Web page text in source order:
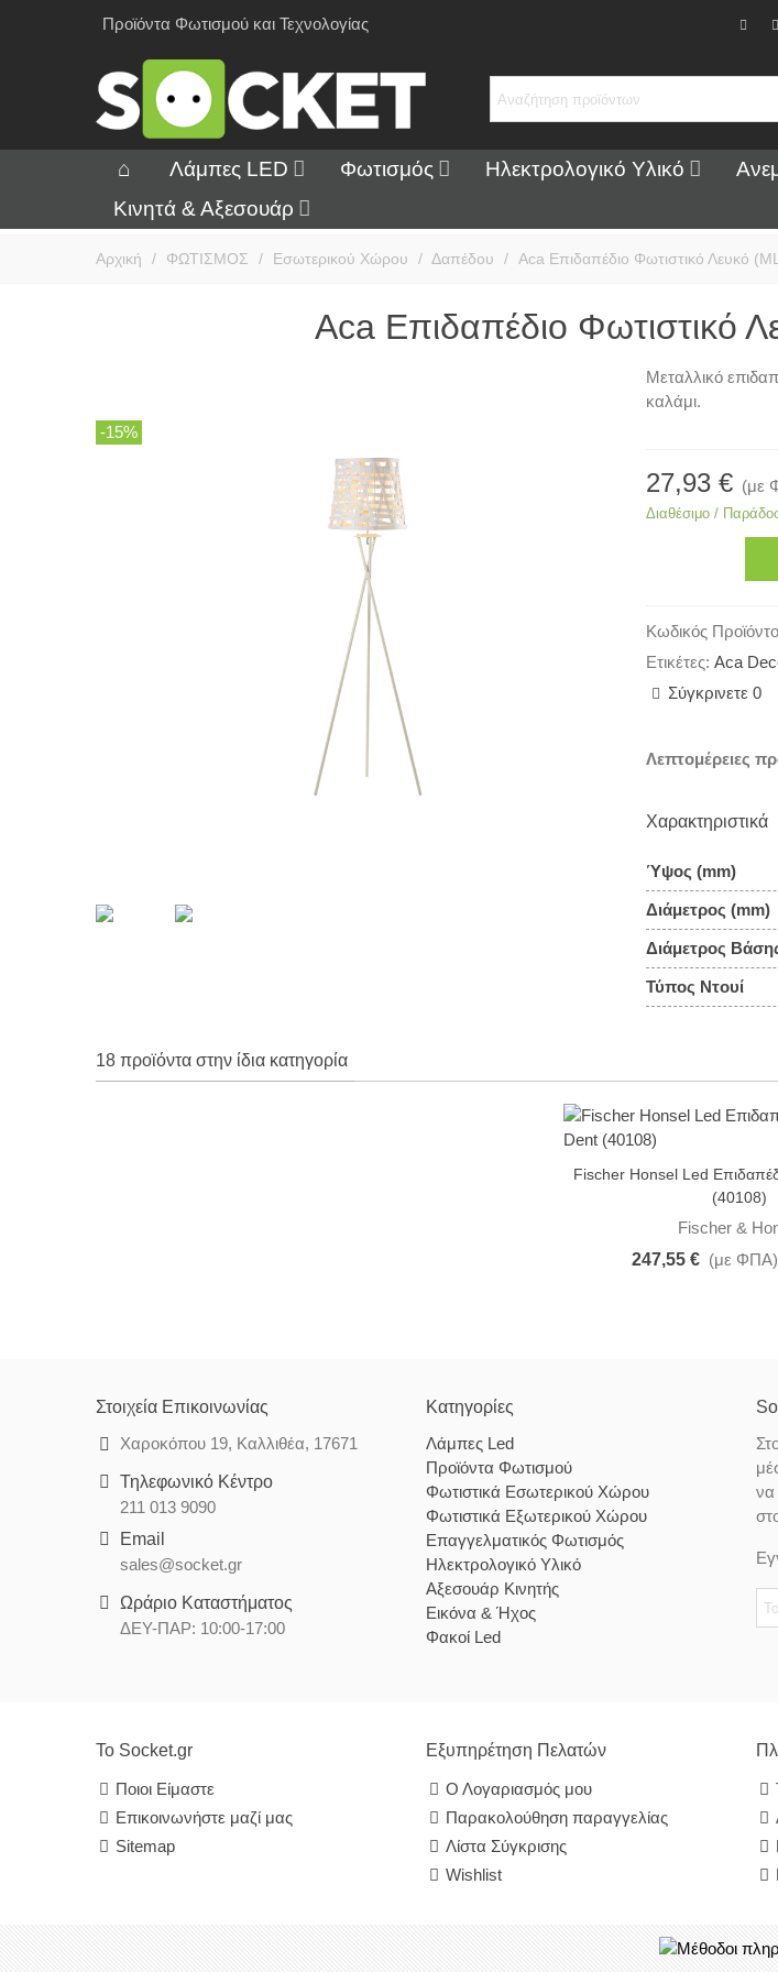
Προϊόντα Φωτισμού και Τεχνολογίας
Λάμπες LED Φωτισμός Ηλεκτρολογικό Υλικό
Κινητά & Αξεσουάρ
Αρχική / ΦΩΤΙΣΜΟΣ / Εσωτερικού Χώρου / Δαπέδου / Aca Επιδαπέδιο Φωτιστικό Λευκό
Aca Επιδαπέδιο Φωτιστικό
-15%
Μεταλλικό
καλάμι.
27,93 € (με
Διαθέσιμο /
Κωδικός
Ετικέτες: Aca
Σύγκρινετε 0
Λεπτομέρειες
Χαρακτηριστικά
Ύψος (mm)
Διάμετρος (mm)
Διάμετρος
Τύπος Ντουί
18 προϊόντα στην ίδια κατηγορία
-25%
Fischer Honsel Led
(40108)
Fischer &
247,55 € (με ΦΠΑ)
Στοιχεία Επικοινωνίας
Χαροκόπου 19, Καλλιθέα, 17671
Τηλεφωνικό Κέντρο
211 013 9090
Email
sales@socket.gr
Ωράριο Καταστήματος
ΔΕΥ-ΠΑΡ: 10:00-17:00
Κατηγορίες
Λάμπες Led
Προϊόντα Φωτισμού
Φωτιστικά Εσωτερικού Χώρου
Φωτιστικά Εξωτερικού Χώρου
Επαγγελματικός Φωτισμός
Ηλεκτρολογικό Υλικό
Αξεσουάρ Κινητής
Εικόνα & Ήχος
Φακοί Led
να
Το Socket.gr
Ποιοι Είμαστε
Επικοινωνήστε μαζί μας
Sitemap
Εξυπηρέτηση Πελατών
Ο Λογαριασμός μου
Παρακολούθηση παραγγελίας
Λίστα Σύγκρισης
Wishlist